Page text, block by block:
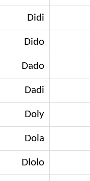
Didi
Dido
Dado
Dadi
Doly
Dola
Dlolo